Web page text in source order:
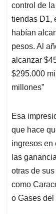
control de
tiendas D1,
habían
pesos. Al
alcanzar
$295.000
millones”
Esa
que hace
ingresos en
las
otras de
como
o Gases del